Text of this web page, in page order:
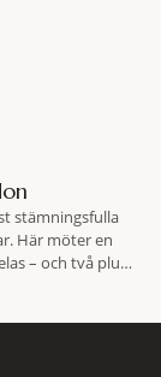
stämningsfulla
Här möter en
– och två plus